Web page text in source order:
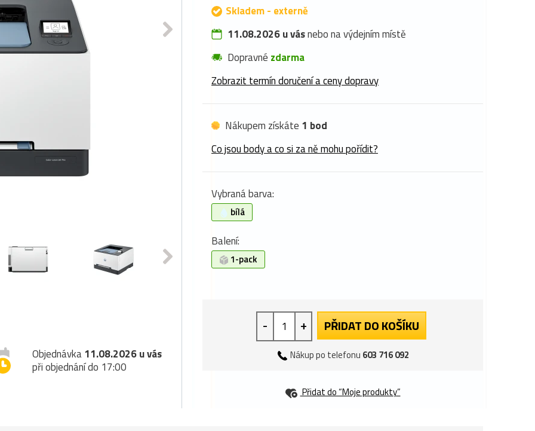
Objednávka11.08.2026 u vás
při objednání do 17:00
Skladem - externě
11.08.2026 u vásnebo na výdejním místě
Dopravné zdarma
Zobrazit termín doručení a ceny dopravy
Nákupem získáte 1 bod
Co jsou body a co si za ně mohu pořídit?
Vybraná barva:
bílá
Balení:
1-pack
- + PŘIDAT DO KOŠÍKU
Nákup po telefonu 603 716 092
Přidat do “Moje produkty”